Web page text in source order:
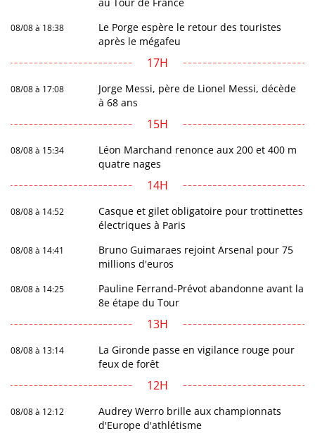
08/08 à 18:38
Le Porge espère le retour des touristes
après le mégafeu
17H
08/08 à 17:08
Jorge Messi, père de Lionel Messi, décède
à 68 ans
15H
08/08 à 15:34
Léon Marchand renonce aux 200 et 400 m
quatre nages
14H
08/08 à 14:52
Casque et gilet obligatoire pour trottinettes
électriques à Paris
08/08 à 14:41
Bruno Guimaraes rejoint Arsenal pour 75
millions d'euros
08/08 à 14:25
Pauline Ferrand-Prévot abandonne avant la
8e étape du Tour
13H
08/08 à 13:14
La Gironde passe en vigilance rouge pour
feux de forêt
12H
08/08 à 12:12
Audrey Werro brille aux championnats
d'Europe d'athlétisme